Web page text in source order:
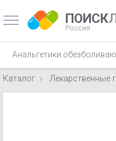
ПОИСК
Россия
Анальгетики
Каталог Лекарственные